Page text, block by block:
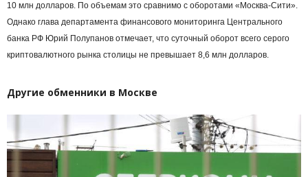
10 млн долларов. По объемам это сравнимо с оборотами «Москва-Сити».
Однако глава департамента финансового мониторинга Центрального
банка РФ Юрий Полупанов отмечает, что суточный оборот всего серого
криптовалютного рынка столицы не превышает 8,6 млн долларов.
Другие обменники в Москве